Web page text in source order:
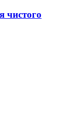
чистого